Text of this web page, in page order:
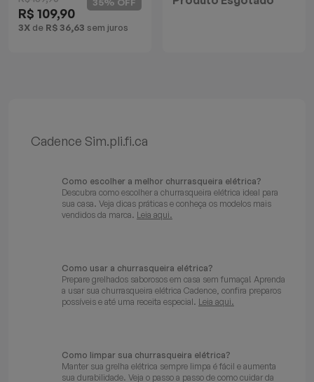
R$ 109,90
3X de R$ 36,63 sem juros
Cadence Sim.pli.fi.ca
Como escolher a melhor churrasqueira elétrica?
Descubra como escolher a churrasqueira elétrica ideal para
sua casa. Veja dicas práticas e conheça os modelos mais
vendidos da marca. Leia aqui.
Como usar a churrasqueira elétrica?
Prepare grelhados saborosos em casa sem fumaça! Aprenda
a usar sua churrasqueira elétrica Cadence, confira preparos
possíveis e até uma receita especial. Leia aqui.
Como limpar sua churrasqueira elétrica?
Manter sua grelha elétrica sempre limpa é fácil e aumenta
sua durabilidade. Veja o passo a passo de como cuidar da